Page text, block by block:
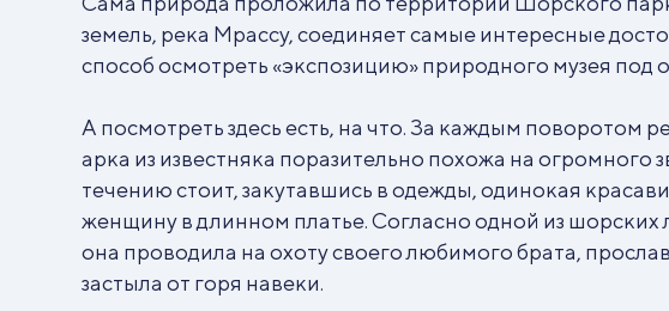
земель, река Мрассу, соединяет самые интересные
способ осмотреть «экспозицию» природного музея под
А посмотреть здесь есть, на что. За каждым поворотом
арка из известняка поразительно похожа на огромного
течению стоит, закутавшись в одежды, одинокая
женщину в длинном платье. Согласно одной из
она проводила на охоту своего любимого брата,
застыла от горя навеки.